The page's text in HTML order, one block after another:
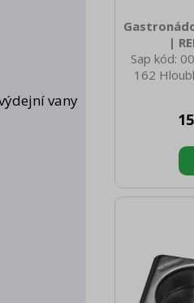
vany
|
Sap kód:
162
0.28
brutto
Materiál:
Nerezové
20 Velikost